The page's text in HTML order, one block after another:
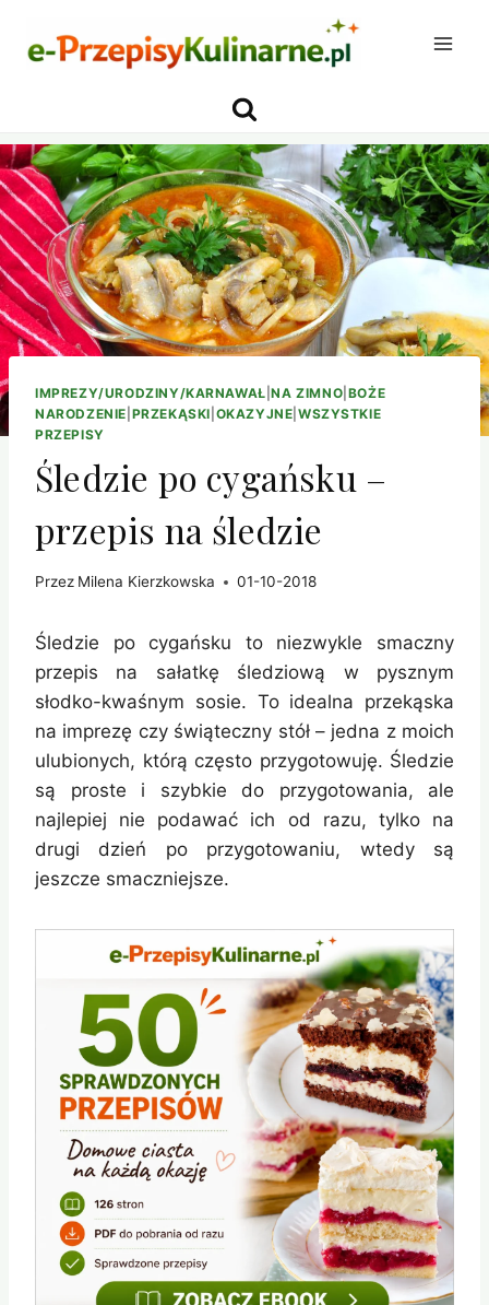
IMPREZY/URODZINY/KARNAWAŁ |NA ZIMNO BOŻE
NARODZENIE PRZEKĄSKI OKAZYJNE WSZYSTKIE
PRZEPISY
Śledzie po cygańsku –
przepis na śledzie
Przez Milena Kierzkowska 01-10-2018
Śledzie po cygańsku to niezwykle smaczny
przepis na sałatkę śledziową w pysznym
słodko-kwaśnym sosie. To idealna przekąska
na imprezę czy świąteczny stół – jedna z moich
ulubionych, którą często przygotowuję. Śledzie
są proste i szybkie do przygotowania, ale
najlepiej nie podawać ich od razu, tylko na
drugi dzień po przygotowaniu, wtedy są
jeszcze smaczniejsze.